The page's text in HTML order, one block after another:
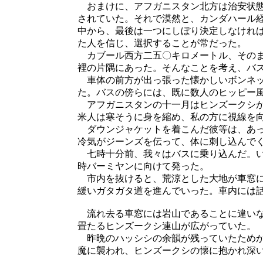
おまけに、アフガニスタン北方は治安状
されていた。それで漠然と、カンダハール
中から、最後は一つにしぼり決定しなけれ
た人を信じ、選択することが常だった。
カブール西方二五〇キロメートル、その
裡の片隅にあった。そんなことを考え、バ
車体の前方が出っ張った懐かしいボンネ
た。バスの傍らには、既に数人のヒッピー
アフガニスタンの十一月はヒンズークシ
米人は寒そうに身を縮め、私の方に視線を
ダウンジャケットを着こんだ彼等は、あ
冷気がジーンズを伝って、体に刺し込んで
七時十分前、我々はバスに乗り込んだ。
時バーミヤンに向けて発った。
市内を抜けると、荒涼とした大地が車窓
緩いガタガタ道を進んでいった。車内には
流れ去る車窓には岩山であることに違い
畳たるヒンズークシ連山が広がっていた。
昨晩のハッシシの余韻が残っていたため
魔に襲われ、ヒンズークシの懐に抱かれ深